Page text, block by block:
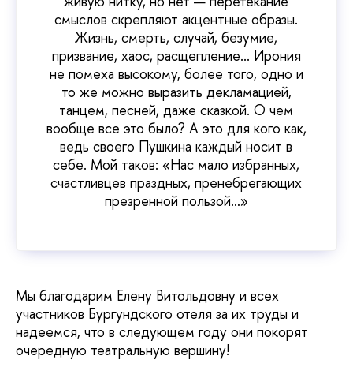
смыслов скрепляют акцентные образы.
Жизнь, смерть, случай, безумие,
призвание, хаос, расщепление... Ирония
не помеха высокому, более того, одно и
то же можно выразить декламацией,
танцем, песней, даже сказкой. О чем
вообще все это было? А это для кого как,
ведь своего Пушкина каждый носит в
себе. Мой таков: «Нас мало избранных,
счастливцев праздных, пренебрегающих
презренной пользой…»
Мы благодарим Елену Витольдовну и всех
участников Бургундского отеля за их труды и
надеемся, что в следующем году они покорят
очередную театральную вершину!